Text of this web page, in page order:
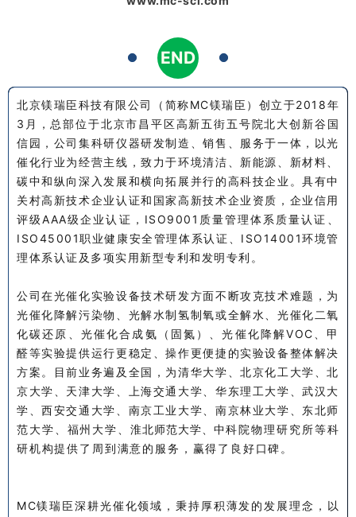
END
北京镁瑞臣科技有限公司（简称MC镁瑞臣）创立于2018年
3月，总部位于北京市昌平区高新五街五号院北大创新谷国
信园，公司集科研仪器研发制造、销售、服务于一体，以光
催化行业为经营主线，致力于环境清洁、新能源、新材料、
碳中和纵向深入发展和横向拓展并行的高科技企业。具有中
关村高新技术企业认证和国家高新技术企业资质，企业信用
评级AAA级企业认证，ISO9001质量管理体系质量认证、
ISO45001职业健康安全管理体系认证、ISO14001环境管
理体系认证及多项实用新型专利和发明专利。
公司在光催化实验设备技术研发方面不断攻克技术难题，为
光催化降解污染物、光解水制氢制氧或全解水、光催化二氧
化碳还原、光催化合成氨（固氮）、光催化降解VOC、甲
醛等实验提供运行更稳定、操作更便捷的实验设备整体解决
方案。目前业务遍及全国，为清华大学、北京化工大学、北
京大学、天津大学、上海交通大学、华东理工大学、武汉大
学、西安交通大学、南京工业大学、南京林业大学、东北师
范大学、福州大学、 淮北师范大学、 中科院物理研究所等科
研机构提供了周到满意的服务，赢得了良好口碑。
MC镁瑞臣深耕光催化领域，秉持厚积薄发的发展理念，以